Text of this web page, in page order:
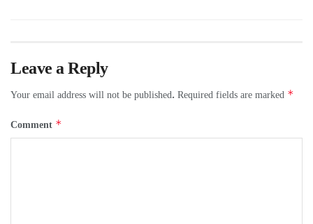
Leave a Reply
Your email address will not be published. Required fields are marked *
Comment *